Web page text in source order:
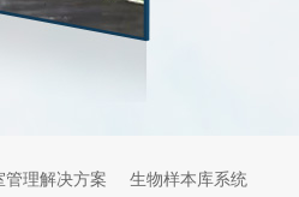
管理解决方案 生物样本库系统